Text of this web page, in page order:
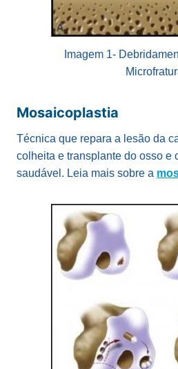
Imagem 1-
Mosaicoplastia
Técnica que repara a lesão da
colheita e transplante do osso e
saudável. Leia mais sobre a